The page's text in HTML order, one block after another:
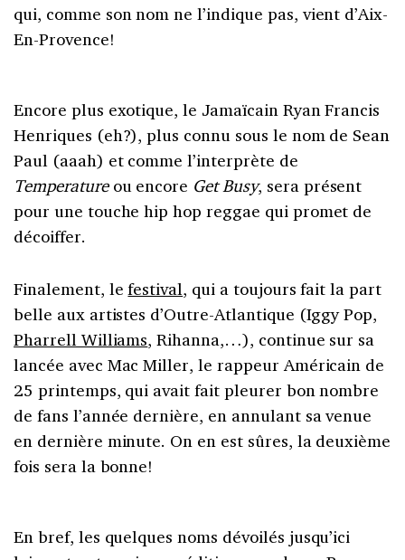
qui, comme son nom ne l’indique pas, vient d’Aix-
En-Provence!
Encore plus exotique, le Jamaïcain Ryan Francis
Henriques (eh?), plus connu sous le nom de Sean
Paul (aaah) et comme l’interprète de
Temperatureou encore Get Busy, sera présent
pour une touche hip hop reggae qui promet de
décoiffer.
Finalement, lefestival, qui a toujours fait la part
belle aux artistes d’Outre-Atlantique (Iggy Pop,
Pharrell Williams, Rihanna,…), continue sur sa
lancée avec Mac Miller, le rappeur Américain de
25 printemps, qui avait fait pleurer bon nombre
de fans l’année dernière, en annulant sa venue
en dernière minute. On en est sûres, la deuxième
fois sera la bonne!
En bref, les quelques noms dévoilés jusqu’ici